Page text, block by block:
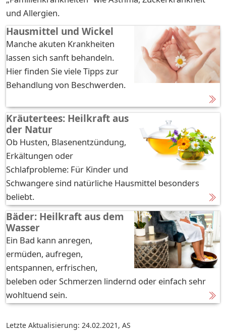
und Allergien.
Hausmittel und Wickel
Manche akuten Krankheiten
lassen sich sanft behandeln.
Hier finden Sie viele Tipps zur
Behandlung von Beschwerden.
Kräutertees: Heilkraft aus
der Natur
Ob Husten, Blasenentzündung,
Erkältungen oder
Schlafprobleme: Für Kinder und
Schwangere sind natürliche Hausmittel besonders
beliebt.
Bäder: Heilkraft aus dem
Wasser
Ein Bad kann anregen,
ermüden, aufregen,
entspannen, erfrischen,
beleben oder Schmerzen lindernd oder einfach sehr
wohltuend sein.
Letzte Aktualisierung: 24.02.2021 , AS